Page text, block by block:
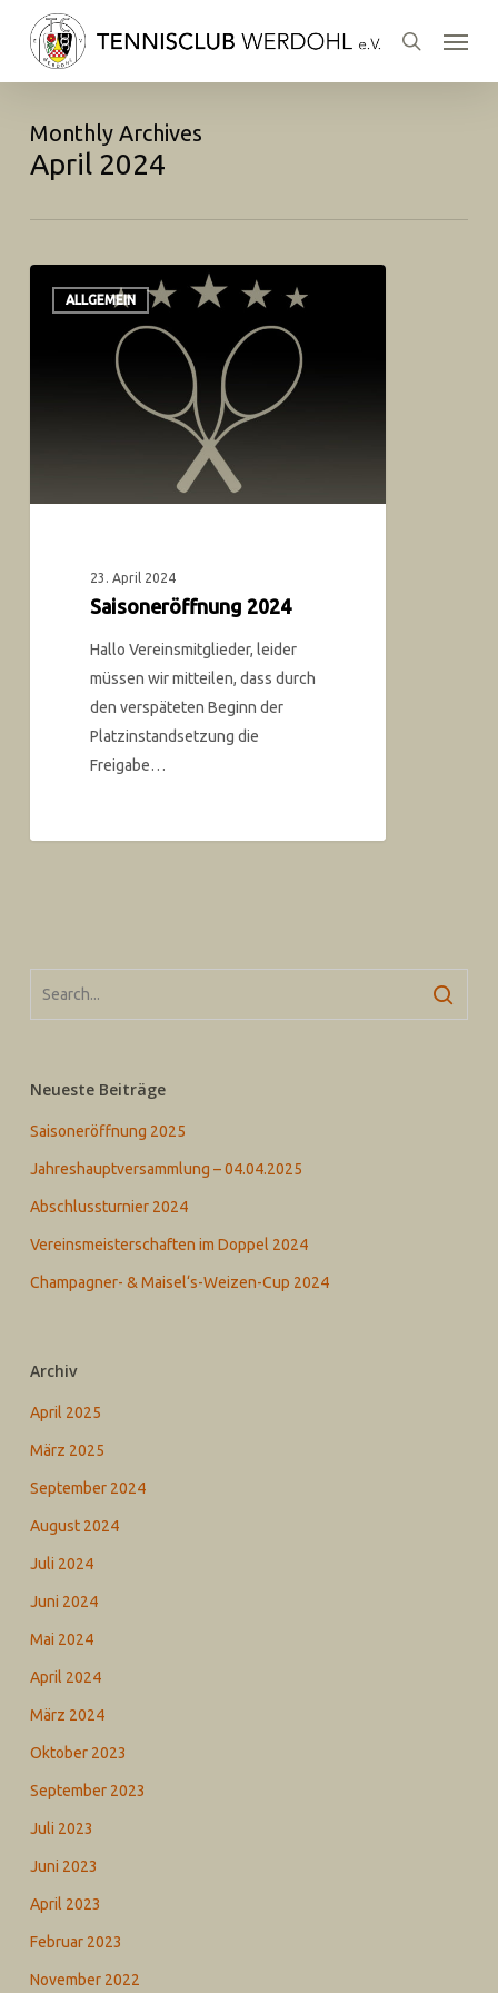
search
Menu
Monthly Archives
April 2024
ALLGEMEIN
23. April 2024
Saisoneröffnung 2024
Hallo Vereinsmitglieder, leider
müssen wir mitteilen, dass durch
den verspäteten Beginn der
Platzinstandsetzung die
Freigabe…
Neueste Beiträge
Saisoneröffnung 2025
Jahreshauptversammlung – 04.04.2025
Abschlussturnier 2024
Vereinsmeisterschaften im Doppel 2024
Champagner- & Maisel‘s-Weizen-Cup 2024
Archiv
April 2025
März 2025
September 2024
August 2024
Juli 2024
Juni 2024
Mai 2024
April 2024
März 2024
Oktober 2023
September 2023
Juli 2023
Juni 2023
April 2023
Februar 2023
November 2022